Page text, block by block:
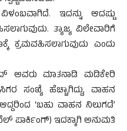
ಇದನ್ನು ಆದಷ್ಟು
ತ್ಯಾಜ್ಯ ವಿಲೇವಾರಿಗೆ
ಎಂದು
ಅವರು ಮಾತನಾಡಿ ಮಡಿಕೇರಿ
ಸಂಖ್ಯೆ ಹೆಚ್ಚಾಗಿದ್ದು, ವಾಹನ
‘ಬಹು ವಾಹನ ನಿಲುಗಡೆ’
ಪಾರ್ಕಿಂಗ್) ಇದಕ್ಕಾಗಿ ಅನುಮತಿ